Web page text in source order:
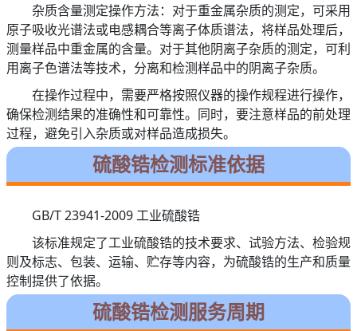
杂质含量测定操作方法：对于重金属杂质的测定，可采用
原子吸收光谱法或电感耦合等离子体质谱法，将样品处理后，
测量样品中重金属的含量。对于其他阴离子杂质的测定，可利
用离子色谱法等技术，分离和检测样品中的阴离子杂质。
在操作过程中，需要严格按照仪器的操作规程进行操作，
确保检测结果的准确性和可靠性。同时，要注意样品的前处理
过程，避免引入杂质或对样品造成损失。
硫酸锆检测标准依据
GB/T 23941-2009 工业硫酸锆
该标准规定了工业硫酸锆的技术要求、试验方法、检验规
则及标志、包装、运输、贮存等内容，为硫酸锆的生产和质量
控制提供了依据。
硫酸锆检测服务周期